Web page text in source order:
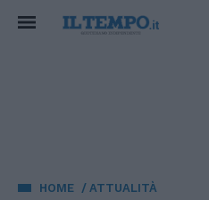
HOME ATTUALITÀ